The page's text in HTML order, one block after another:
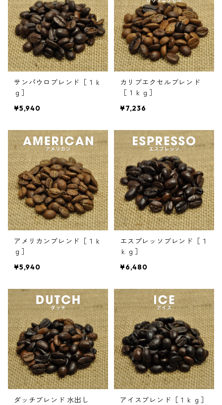
サンパウロブレンド［１ｋ
ｇ］
¥5,940
カリブエクセルブレンド
［１ｋｇ］
¥7,236
アメリカンブレンド［１ｋ
ｇ］
¥5,940
エスプレッソブレンド［１
ｋｇ］
¥6,480
ダッチブレンド 水出し
アイスブレンド［１ｋｇ］